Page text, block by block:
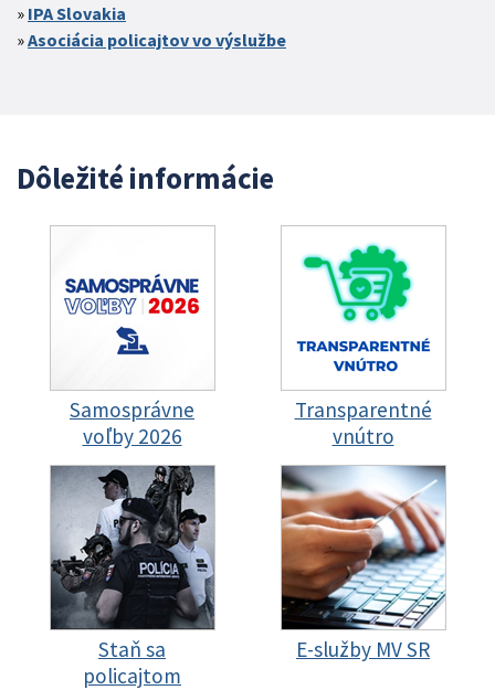
IPA Slovakia
Asociácia policajtov vo výslužbe
Dôležité informácie
Samosprávne
voľby 2026
Transparentné
vnútro
Staň sa
policajtom
E-služby MV SR